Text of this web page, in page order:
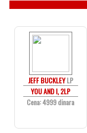
JEFF BUCKLEYLP
YOU AND I, 2LP
Cena: 4999 dinara